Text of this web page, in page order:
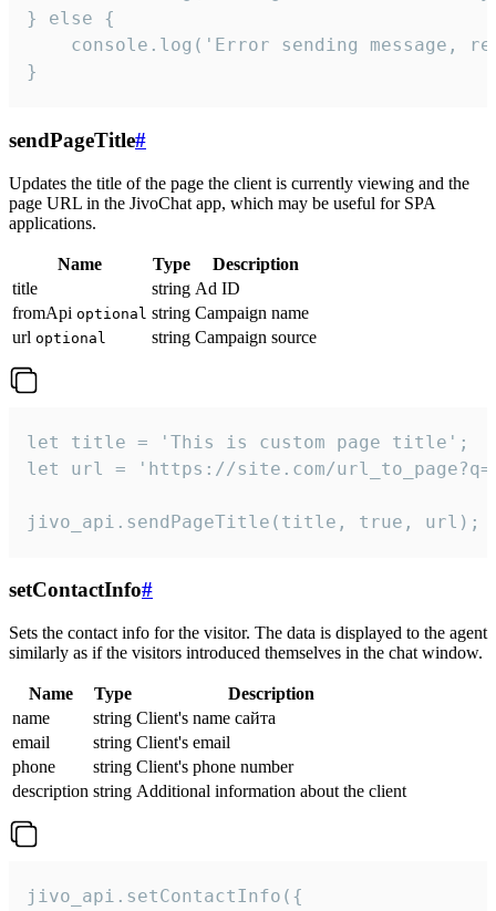
} else {
console.log('Error sending message,
}
sendPageTitle#
Updates the title of the page the client is currently viewing and the
page URL in the JivoChat app, which may be useful for SPA
applications.
Name Type
Description
title
string Ad ID
fromApi optional string Campaign name
url optional string Campaign source
let title = 'This is custom page title';
let url = 'https://site.com/
jivo_api.sendPageTitle(title, true, url);
setContactInfo#
Sets the contact info for the visitor. The data is displayed to the agent
similarly as if the visitors introduced themselves in the chat window.
Name Type
Description
name
string Client's name сайта
email
string Client's email
phone
string Client's phone number
description string Additional information about the client
jivo_api.setContactInfo({